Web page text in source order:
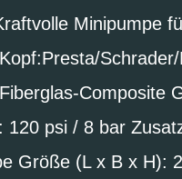
Minipumpe
Composite
120 psi / 8 bar
Größe (L x B x H):